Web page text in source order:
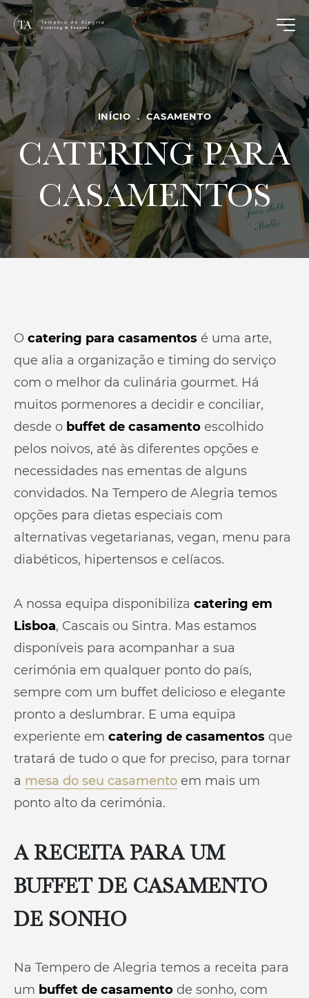
INÍCIO .CASAMENTO
CATERING PARA
CASAMENTOS
O catering para casamentos é uma arte,
que alia a organização e timing do serviço
com o melhor da culinária gourmet. Há
muitos pormenores a decidir e conciliar,
desde o buffet de casamento escolhido
pelos noivos, até às diferentes opções e
necessidades nas ementas de alguns
convidados. Na Tempero de Alegria temos
opções para dietas especiais com
alternativas vegetarianas, vegan, menu para
diabéticos, hipertensos e celíacos.
A nossa equipa disponibiliza catering em
Lisboa, Cascais ou Sintra. Mas estamos
disponíveis para acompanhar a sua
cerimónia em qualquer ponto do país,
sempre com um buffet delicioso e elegante
pronto a deslumbrar. E uma equipa
experiente em catering de casamentos que
tratará de tudo o que for preciso, para tornar
a mesa do seu casamento em mais um
ponto alto da cerimónia.
A RECEITA PARA UM
BUFFET DE CASAMENTO
DE SONHO
Na Tempero de Alegria temos a receita para
um buffet de casamento de sonho, com